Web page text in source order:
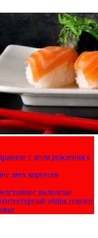
с днем рождения в
двух корпусов
выходные
облик нового